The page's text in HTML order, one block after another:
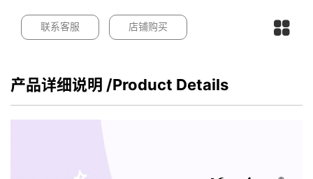
联系客服 店铺购买
产品详细说明 /Product Details